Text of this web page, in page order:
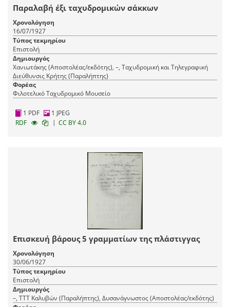
Παραλαβή έξι ταχυδρομικών σάκκων
Χρονολόγηση
16/07/1927
Τύπος τεκμηρίου
Επιστολή
Δημιουργός
Χανιωτάκης (Αποστολέας/εκδότης), –, Ταχυδρομική και Τηλεγραφική
Διεύθυνσις Κρήτης (Παραλήπτης)
Φορέας
Φιλοτελικό Ταχυδρομικό Μουσείο
1 PDF
1 JPEG
RDF
| CC BY 4.0
Επισκευή βάρους 5 γραμματίων της πλάστιγγας
Χρονολόγηση
30/06/1927
Τύπος τεκμηρίου
Επιστολή
Δημιουργός
–, ΤΤΤ Καλυβών (Παραλήπτης), Δυσανάγνωστος (Αποστολέας/εκδότης)